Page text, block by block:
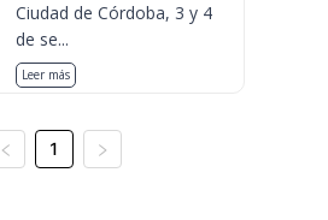
Ciudad de Córdoba, 3 y 4
de se...
Leer más
1